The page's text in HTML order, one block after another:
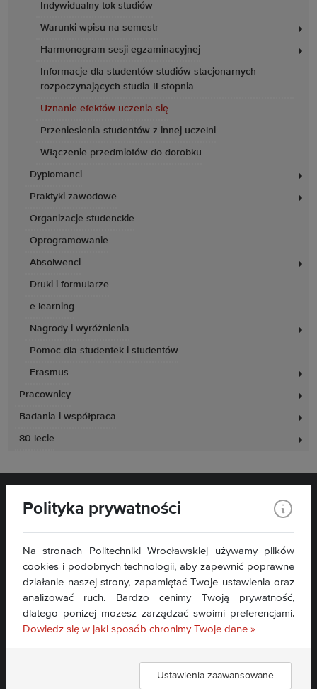
Indywidualny tok studiów
Warunki wpisu na semestr
Harmonogram sesji egzaminacyjnej
Informacje dla studentów studiów stacjonarnych
rozpoczynających studia II stopnia
Uznanie efektów uczenia się
Przeniesienia studentów z innej uczelni
Włączenie przedmiotów do dorobku
Dyplomanci
Praktyki zawodowe
Organizacje studenckie
Oprogramowanie
Absolwenci
Druki i formularze
e-learning
Nagrody i wyróżnienia
Pomoc dla studentek i studentów
Erasmus
Pracownicy
Badania i współpraca
80-lecie
Wydział Elektryczny
Wybrzeże Wyspiańskiego 27
50-370 Wrocław
Mapa serwisu »
Polityka prywatności
Na stronach Politechniki Wrocławskiej używamy plików
cookies i podobnych technologii, aby zapewnić poprawne
działanie naszej strony, zapamiętać Twoje ustawienia oraz
analizować ruch. Bardzo cenimy Twoją prywatność,
dlatego poniżej możesz zarządzać swoimi preferencjami.
Dowiedz się w jaki sposób chronimy Twoje dane »
Ustawienia zaawansowane